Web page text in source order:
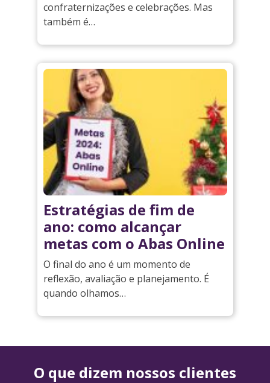
confraternizações e celebrações. Mas
também é…
Estratégias de fim de
ano: como alcançar
metas com o Abas Online
O final do ano é um momento de
reflexão, avaliação e planejamento. É
quando olhamos…
O que dizem nossos clientes